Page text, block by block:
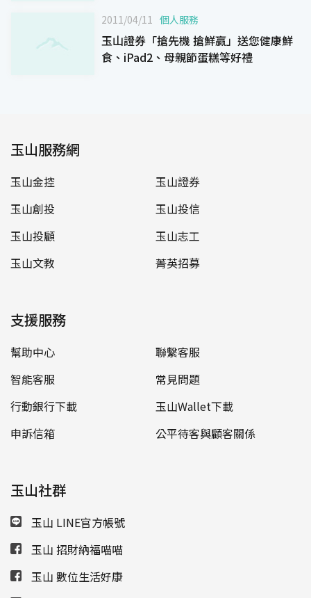
2011/04/11 個人服務
玉山證券「搶先機 搶鮮贏」送您健康鮮
食、iPad2、母親節蛋糕等好禮
玉山服務網
玉山金控
玉山證券
玉山創投
玉山投信
玉山投顧
玉山志工
玉山文教
菁英招募
支援服務
幫助中心
聯繫客服
智能客服
常見問題
行動銀行下載
玉山Wallet下載
申訴信箱
公平待客與顧客關係
玉山社群
玉山 LINE官方帳號
玉山 招財納福喵喵
玉山 數位生活好康